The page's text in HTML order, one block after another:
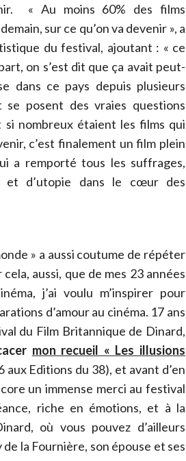
« Au moins 60% des films
sur ce qu’on va devenir », a
du festival, ajoutant : « ce
on s’est dit que ça avait peut-
dans ce pays depuis plusieurs
posent des vraies questions
nombreux étaient les films qui
c’est finalement un film plein
a remporté tous les suffrages,
et d’utopie dans le cœur des
» a aussi coutume de répéter
aussi, que de mes 23 années
j’ai voulu m’inspirer pour
d’amour au cinéma. 17 ans
du Film Britannique de Dinard,
mon recueil « Les illusions
Editions du 38), et avant d’en
un immense merci au festival
riche en émotions, et à la
où vous pouvez d’ailleurs
la Fournière, son épouse et ses